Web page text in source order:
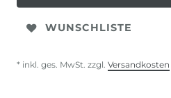
WUNSCHLISTE
* inkl. ges. MwSt. zzgl. Versandkosten